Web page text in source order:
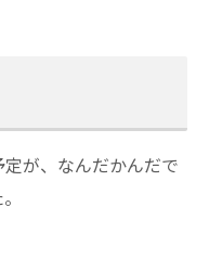
が、なんだかんだで